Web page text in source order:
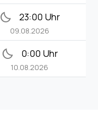
bedtime 23:00 Uhr
09.08.2026
bedtime 0:00 Uhr
10.08.2026